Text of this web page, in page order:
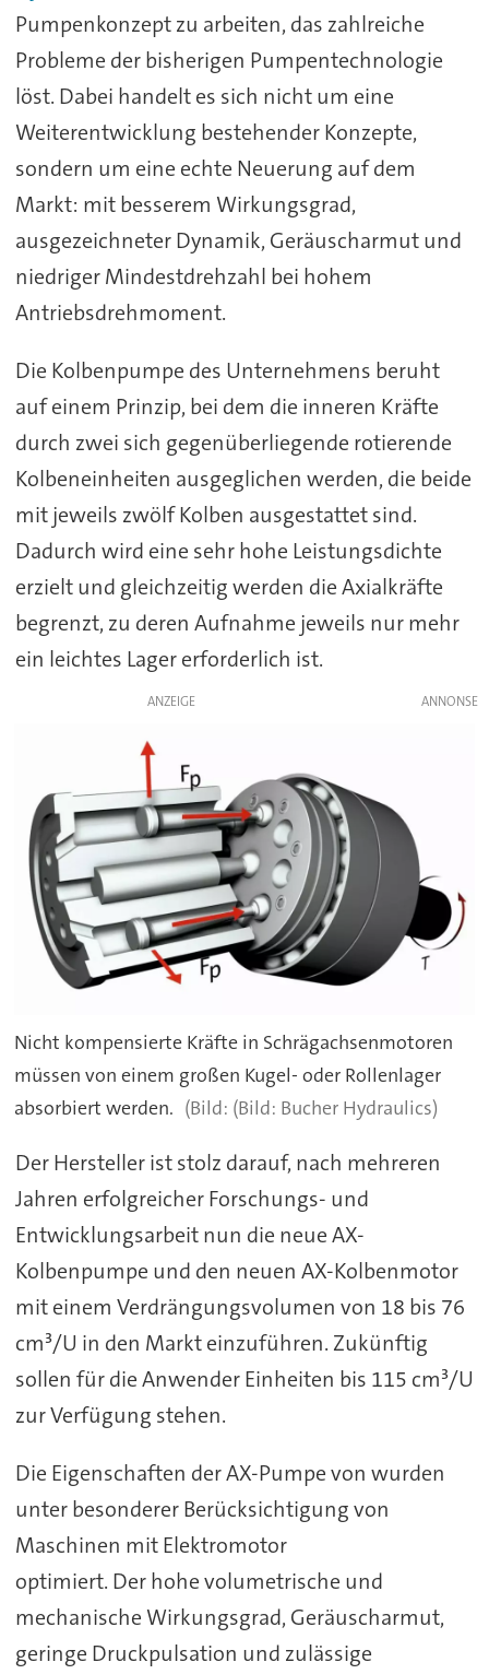
Pumpenkonzept zu arbeiten, das zahlreiche
Probleme der bisherigen Pumpentechnologie
löst. Dabei handelt es sich nicht um eine
Weiterentwicklung bestehender Konzepte,
sondern um eine echte Neuerung auf dem
Markt: mit besserem Wirkungsgrad,
ausgezeichneter Dynamik, Geräuscharmut und
niedriger Mindestdrehzahl bei hohem
Antriebsdrehmoment.
Die Kolbenpumpe des Unternehmens beruht
auf einem Prinzip, bei dem die inneren Kräfte
durch zwei sich gegenüberliegende rotierende
Kolbeneinheiten ausgeglichen werden, die beide
mit jeweils zwölf Kolben ausgestattet sind.
Dadurch wird eine sehr hohe Leistungsdichte
erzielt und gleichzeitig werden die Axialkräfte
begrenzt, zu deren Aufnahme jeweils nur mehr
ein leichtes Lager erforderlich ist.
ANZEIGE
Nicht kompensierte Kräfte in Schrägachsenmotoren
müssen von einem großen Kugel- oder Rollenlager
absorbiert werden.
(Bild: Bucher Hydraulics)
Der Hersteller ist stolz darauf, nach mehreren
Jahren erfolgreicher Forschungs- und
Entwicklungsarbeit nun die neue AX-
Kolbenpumpe und den neuen AX-Kolbenmotor
mit einem Verdrängungsvolumen von 18 bis 76
cm³/U in den Markt einzuführen. Zukünftig
sollen für die Anwender Einheiten bis 115 cm³/U
zur Verfügung stehen.
Die Eigenschaften der AX-Pumpe von wurden
unter besonderer Berücksichtigung von
Maschinen mit Elektromotor
optimiert. Der hohe volumetrische und
mechanische Wirkungsgrad, Geräuscharmut,
geringe Druckpulsation und zulässige